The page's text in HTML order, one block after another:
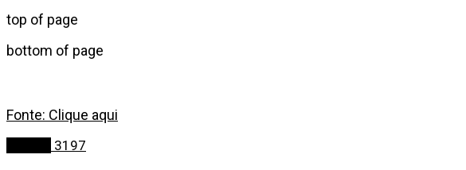
top of page
bottom of page
Fonte: Clique aqui
3197